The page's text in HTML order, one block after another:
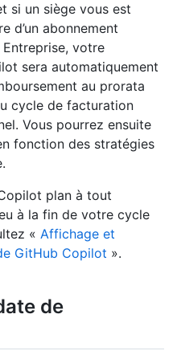
si un siège vous est
d’un abonnement
votre
sera automatiquement
au prorata
cycle de facturation
Vous pourrez ensuite
fonction des stratégies
plan à tout
à la fin de votre cycle
« Affichage et
GitHub Copilot ».
de